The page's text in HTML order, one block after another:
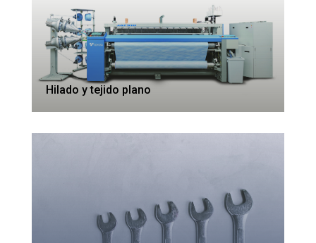
Hilado y tejido plano